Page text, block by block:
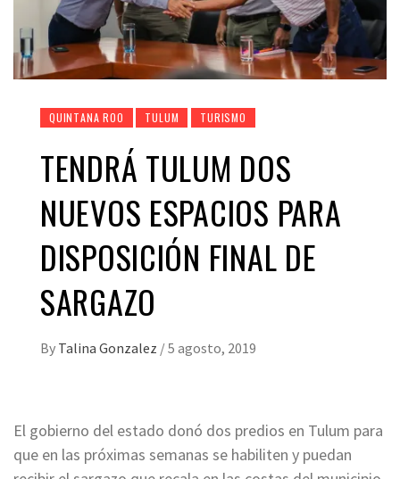
QUINTANA ROO TULUM TURISMO
TENDRÁ TULUM DOS
NUEVOS ESPACIOS PARA
DISPOSICIÓN FINAL DE
SARGAZO
By Talina Gonzalez /5 agosto, 2019
El gobierno del estado donó dos predios en Tulum para
que en las próximas semanas se habiliten y puedan